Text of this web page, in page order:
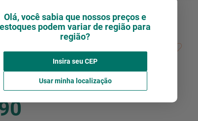
Olá, você sabia que nossos preços e
estoques podem variar de região para
região?
Insira seu CEP
Usar minha localização